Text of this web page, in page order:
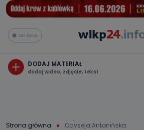
Na żywo
DODAJ MATERIAŁ
dodaj wideo, zdjęcie, tekst
Strona główna Odyseja Antonińska